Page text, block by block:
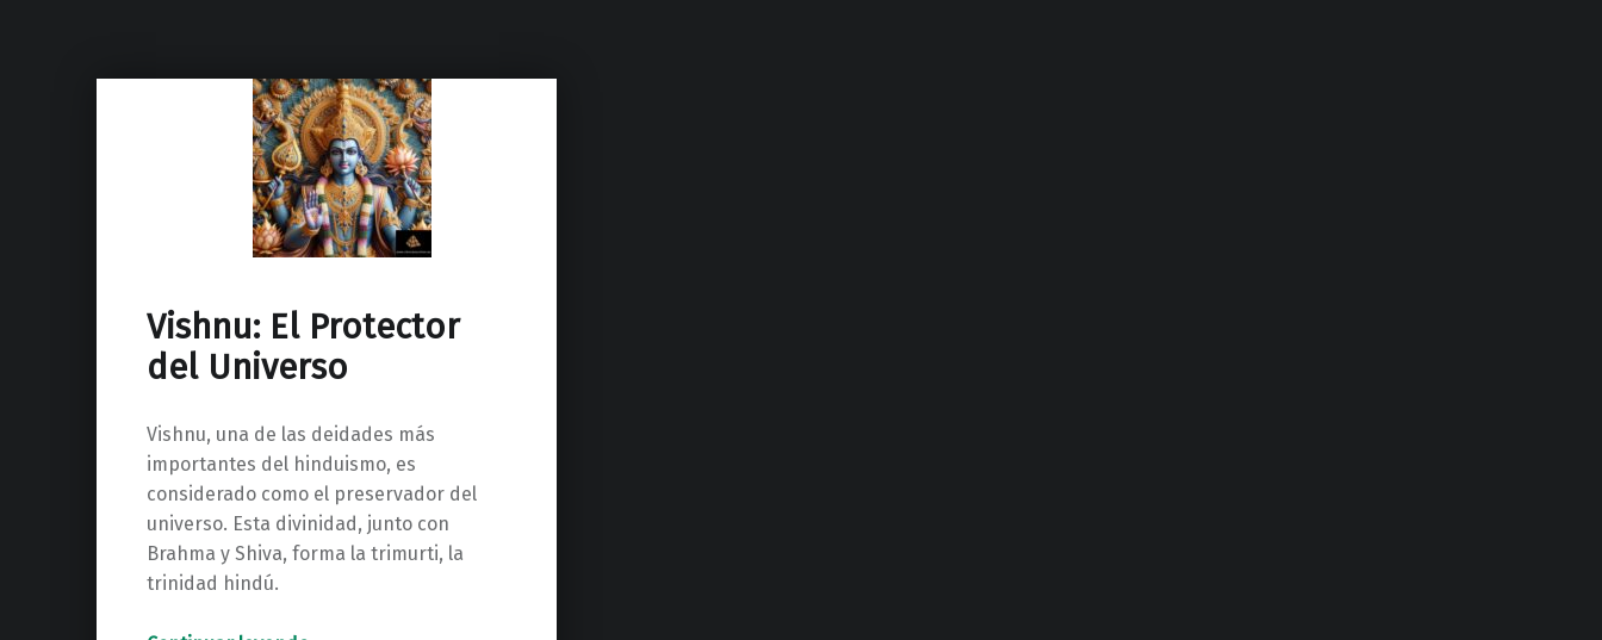
Vishnu: El Protector
del Universo
Vishnu, una de las deidades más
importantes del hinduismo, es
considerado como el preservador del
universo. Esta divinidad, junto con
Brahma y Shiva, forma la trimurti, la
trinidad hindú.